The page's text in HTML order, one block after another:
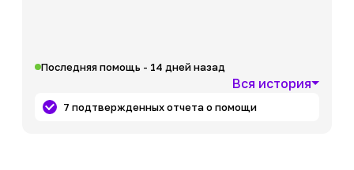
Последняя помощь - 14 дней назад
Вся история
7 подтвержденных отчета о помощи